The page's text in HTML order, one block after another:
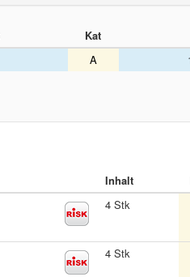
Kat
A
Inhalt
4 Stk
4 Stk